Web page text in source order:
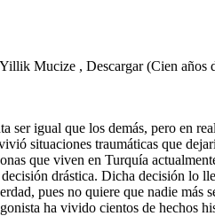
Mucize , Descargar (Cien
igual que los demás, pero en
situaciones traumáticas que
que viven en Turquía
drástica. Dicha decisión lo
pues no quiere que nadie
ha vivido cientos de hechos